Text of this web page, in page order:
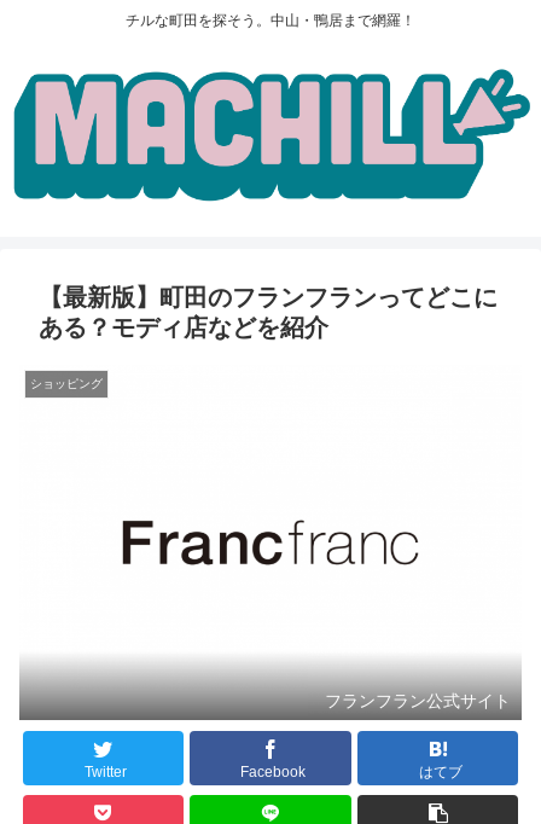
チルな町田を探そう。中山・鴨居まで網羅！
【最新版】町田のフランフランってどこに
ある？モディ店などを紹介
ショッピング
フランフラン公式サイト
Twitter Facebook はてブ